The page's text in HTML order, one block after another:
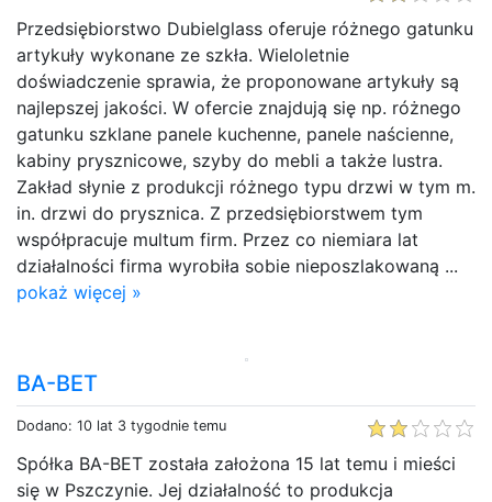
Przedsiębiorstwo Dubielglass oferuje różnego gatunku
artykuły wykonane ze szkła. Wieloletnie
doświadczenie sprawia, że proponowane artykuły są
najlepszej jakości. W ofercie znajdują się np. różnego
gatunku szklane panele kuchenne, panele naścienne,
kabiny prysznicowe, szyby do mebli a także lustra.
Zakład słynie z produkcji różnego typu drzwi w tym m.
in. drzwi do prysznica. Z przedsiębiorstwem tym
współpracuje multum firm. Przez co niemiara lat
działalności firma wyrobiła sobie nieposzlakowaną ...
pokaż więcej »
BA-BET
Dodano: 10 lat 3 tygodnie temu
Spółka BA-BET została założona 15 lat temu i mieści
się w Pszczynie. Jej działalność to produkcja